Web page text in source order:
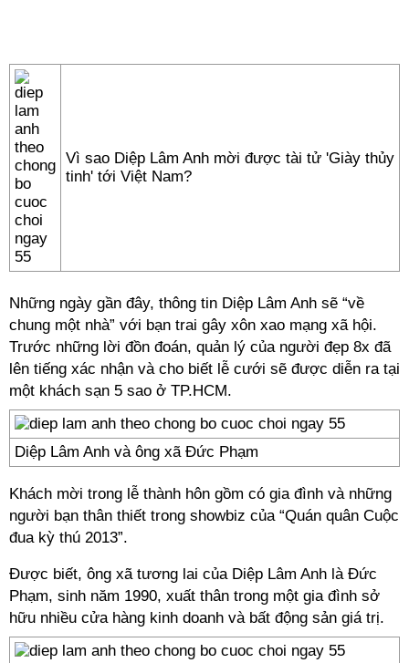
Vì sao Diệp Lâm Anh mời được tài tử 'Giày thủy
tinh' tới Việt Nam?
Những ngày gần đây, thông tin Diệp Lâm Anh sẽ “về
chung một nhà” với bạn trai gây xôn xao mạng xã hội.
Trước những lời đồn đoán, quản lý của người đẹp 8x đã
lên tiếng xác nhận và cho biết lễ cưới sẽ được diễn ra tại
một khách sạn 5 sao ở TP.HCM.
Diệp Lâm Anh và ông xã Đức Phạm
Khách mời trong lễ thành hôn gồm có gia đình và những
người bạn thân thiết trong showbiz của “Quán quân Cuộc
đua kỳ thú 2013”.
Được biết, ông xã tương lai của Diệp Lâm Anh là Đức
Phạm, sinh năm 1990, xuất thân trong một gia đình sở
hữu nhiều cửa hàng kinh doanh và bất động sản giá trị.